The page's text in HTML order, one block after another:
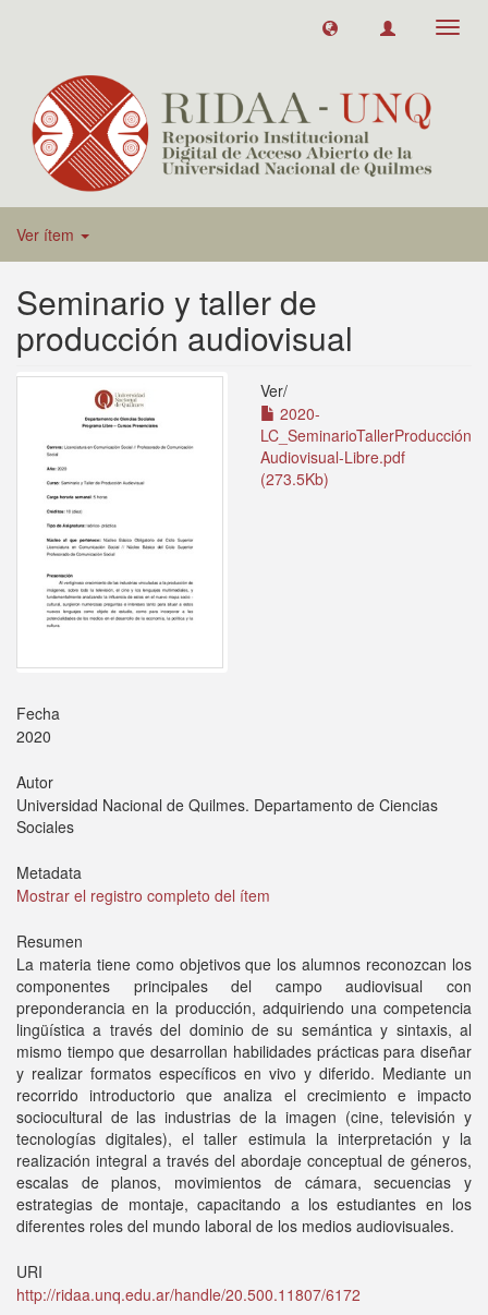
Ver ítem
Seminario y taller de
producción audiovisual
Ver/
2020-
LC_SeminarioTallerProducción
Audiovisual-Libre.pdf
(273.5Kb)
Fecha
2020
Autor
Universidad Nacional de Quilmes. Departamento de Ciencias
Sociales
Metadata
Mostrar el registro completo del ítem
Resumen
La materia tiene como objetivos que los alumnos reconozcan los
componentes principales del campo audiovisual con
preponderancia en la producción, adquiriendo una competencia
lingüística a través del dominio de su semántica y sintaxis, al
mismo tiempo que desarrollan habilidades prácticas para diseñar
y realizar formatos específicos en vivo y diferido. Mediante un
recorrido introductorio que analiza el crecimiento e impacto
sociocultural de las industrias de la imagen (cine, televisión y
tecnologías digitales), el taller estimula la interpretación y la
realización integral a través del abordaje conceptual de géneros,
escalas de planos, movimientos de cámara, secuencias y
estrategias de montaje, capacitando a los estudiantes en los
diferentes roles del mundo laboral de los medios audiovisuales.
URI
http://ridaa.unq.edu.ar/handle/20.500.11807/6172